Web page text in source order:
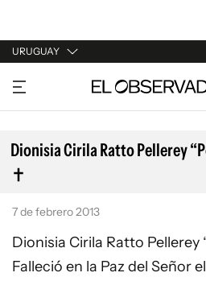
URUGUAY
URUGUAY
ARGENTINA
ESPAÑA
ESTADOS UNIDOS
Dionisia Cirila Ratto Pellerey
7 de febrero 2013
Dionisia Cirila Ratto Pellerey
Falleció en la Paz del Señor